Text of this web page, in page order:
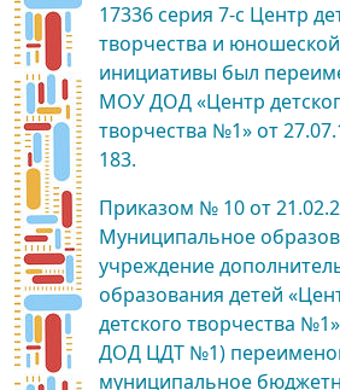
17336 серия 7-с Центр
творчества и юношеской
инициативы был
МОУ ДОД «Центр
творчества №1» от
183.
Приказом № 10 от
Муниципальное
учреждение
образования детей
детского творчества
ДОД ЦДТ №1)
муниципальное